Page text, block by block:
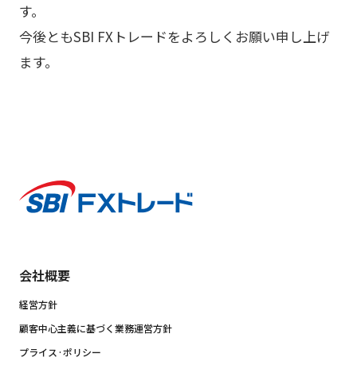
す。
今後ともSBI FXトレードをよろしくお願い申し上げ
ます。
会社概要
経営方針
顧客中心主義に基づく業務運営方針
プライス·ポリシー